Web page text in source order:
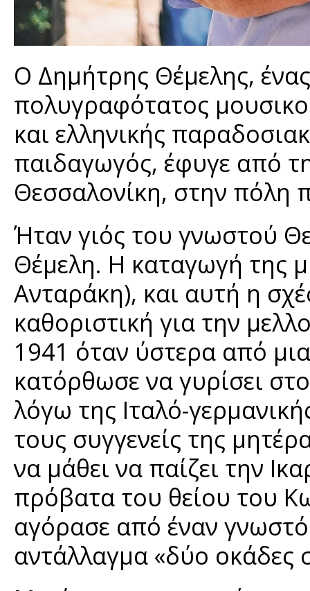
Ο Δημήτρης Θέμελης,
πολυγραφότατος
και ελληνικής
παιδαγωγός, έφυγε από
Θεσσαλονίκη, στην πόλη
Ήταν γιός του γνωστού
Θέμελη. Η καταγωγή της
Ανταράκη), και αυτή η
καθοριστική για την
1941 όταν ύστερα από
κατόρθωσε να γυρίσει
λόγω της Ιταλό-
τους συγγενείς της
να μάθει να παίζει την
πρόβατα του θείου του
αγόρασε από έναν
αντάλλαγμα «δύο οκάδες